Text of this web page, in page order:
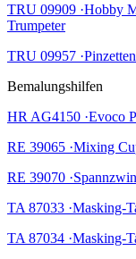
TRU 09909 ·Hobby
Trumpeter
TRU 09957
Bemalungshilfen
HR AG4150 ·Evoco
RE 39065 ·Mixing
RE 39070
TA 87033 ·Masking-
TA 87034 ·Masking-